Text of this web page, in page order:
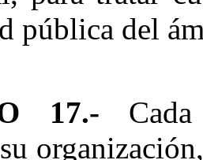
pública del
17.-